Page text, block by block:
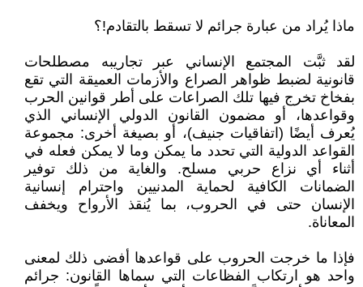
ماذا يُراد من عبارة جرائم لا تسقط بالتقادم!؟
لقد ثبَّت المجتمع الإنساني عبر تجاريبه مصطلحات
قانونية لضبط ظواهر الصراع والأزمات العميقة التي تقع
بفخاخ تخرج فيها تلك الصراعات على أطر قوانين الحرب
وقواعدها، أو مضمون القانون الدولي الإنساني الذي
يُعرف أيضًا (اتفاقيات جنيف)، أو بصيغة أخرى: مجموعة
القواعد الدولية التي تحدد ما يمكن وما لا يمكن فعله في
أثناء أي نزاع حربي مسلح. والغاية من ذلك توفير
الضمانات الكافية لحماية المدنيين واحترام إنسانية
الإنسان حتى في الحروب، بما يُنقذ الأرواح ويخفف
المعاناة.
فإذا ما خرجت الحروب على قواعدها أفضى ذلك لمعنى
واحد هو ارتكاب الفظاعات التي سماها القانون: جرائم